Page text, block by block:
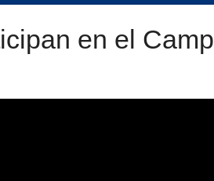
en el